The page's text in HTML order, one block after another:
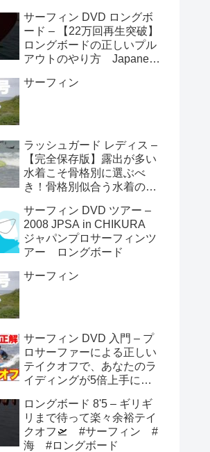
サーフィン DVD ロングボ
ード – 【22万回再生突破】
ロングボードの正しいプル
アウトのやり方 Japanese
ロングボード #shorts
サーフィン
ラッシュガード レディス –
【完全保存版】露出が多い
水着こそ骨格別に選ぶべ
き！骨格別似合う水着の選
サーフィン DVD ツアー –
2008 JPSA in CHIKURA
ジャパンプロサーフィンツ
アー ロングボード
サーフィン
サーフィン DVD 入門 – プ
ロサーファーによる正しい
テイクオフで、あなたのラ
イディングが5倍上手にな
ロングボード 8'5 – ギリギ
リまで待って楽々余裕テイ
クオフ🛫 #サーフィン #
海 #ロングボード